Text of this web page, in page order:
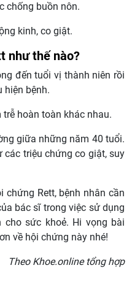
chống buồn nôn.
kinh, co giật.
như thế nào?
đến tuổi vị thành niên rồi
hiện bệnh.
hoàn toàn khác nhau.
giữa những năm 40 tuổi.
các triệu chứng co giật, suy
Rett, bệnh nhân cần
bác sĩ trong việc sử dụng
sức khoẻ. Hi vọng bài
về hội chứng này nhé!
Theo Khoe.online tổng hợp